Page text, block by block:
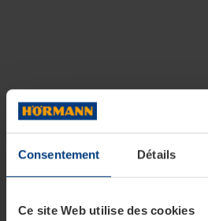
Consentement Détails
Ce site Web utilise des cookies